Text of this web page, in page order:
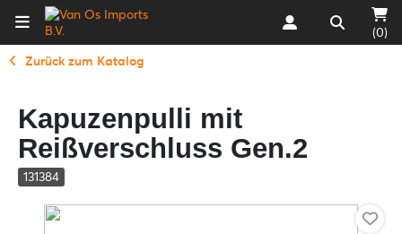
(0)
Zurück zum Katalog
Kapuzenpulli mit
Reißverschluss Gen.2
131384